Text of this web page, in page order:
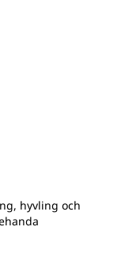
hyvling och